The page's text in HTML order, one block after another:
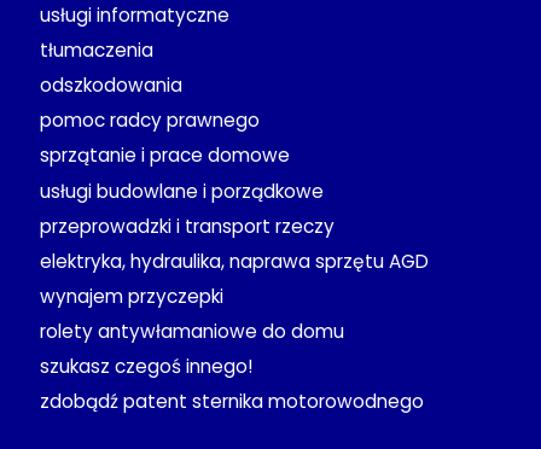
usługi informatyczne
tłumaczenia
odszkodowania
pomoc radcy prawnego
sprzątanie i prace domowe
usługi budowlane i porządkowe
przeprowadzki i transport rzeczy
elektryka, hydraulika, naprawa sprzętu AGD
wynajem przyczepki
rolety antywłamaniowe do domu
szukasz czegoś innego!
zdobądź patent sternika motorowodnego